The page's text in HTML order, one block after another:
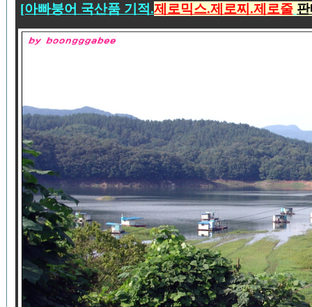
[아빠붕어 국산품 기적.제로믹스.제로찌.제로줄